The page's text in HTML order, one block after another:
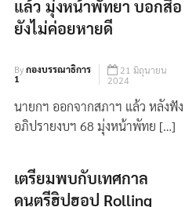
นายกฯ ออกจากสภาฯ
แล้ว มุ่งหน้าพัทยา บอกสื่อ
ยังไม่ค่อยหายดี
Byกองบรรณาธิการ
1
21 มิถุนายน
2024
นายกฯ ออกจากสภาฯ แล้ว หลังฟัง